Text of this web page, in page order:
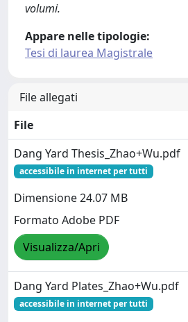
volumi.
Appare nelle tipologie:
Tesi di laurea Magistrale
File allegati
File
Dang Yard Thesis_Zhao+Wu.pdf
accessibile in internet per tutti
Dimensione 24.07 MB
Formato Adobe PDF
Visualizza/Apri
Dang Yard Plates_Zhao+Wu.pdf
accessibile in internet per tutti